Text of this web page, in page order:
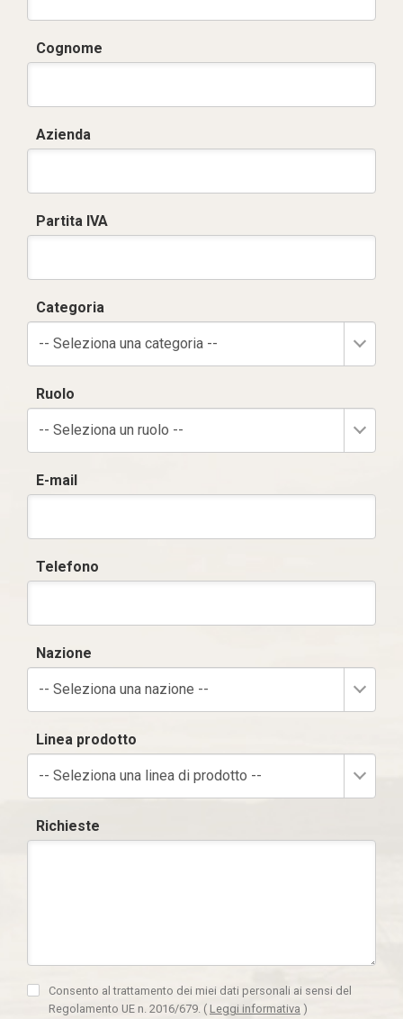
Cognome
Azienda
Partita IVA
Categoria
-- Seleziona una categoria --
Ruolo
-- Seleziona un ruolo --
E-mail
Telefono
Nazione
-- Seleziona una nazione --
Linea prodotto
-- Seleziona una linea di prodotto --
Richieste
Consento al trattamento dei miei dati personali ai sensi del
Regolamento UE n. 2016/679. ( Leggi informativa )